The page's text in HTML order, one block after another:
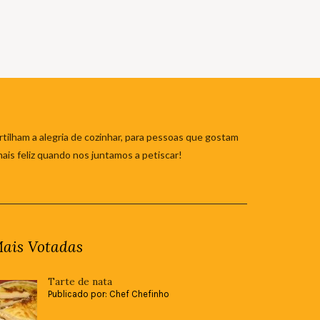
a alegria de cozinhar, para pessoas que gostam
feliz quando nos juntamos a petiscar!
Votadas
Tarte de nata
Publicado por: Chef Chefinho